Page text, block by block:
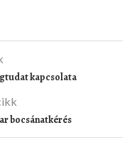
kapcsolata
bocsánatkérés